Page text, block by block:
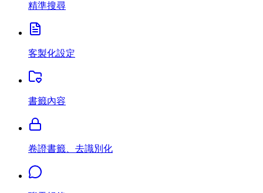
精準搜尋
客製化設定
書籤內容
卷證書籤、去識別化